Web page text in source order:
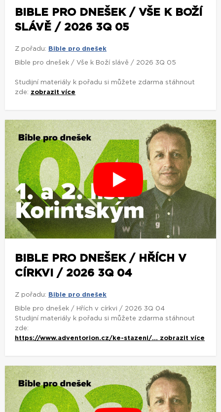
BIBLE PRO DNEŠEK / VŠE K BOŽÍ
SLÁVĚ / 2026 3Q 05
Z pořadu: Bible pro dnešek
Bible pro dnešek / Vše k Boží slávě / 2026 3Q 05
Studijní materiály k pořadu si můžete zdarma stáhnout
zde: zobrazit více
BIBLE PRO DNEŠEK / HŘÍCH V
CÍRKVI / 2026 3Q 04
Z pořadu: Bible pro dnešek
Bible pro dnešek / Hřích v církvi / 2026 3Q 04
Studijní materiály k pořadu si můžete zdarma stáhnout
zde:
https://www.adventorion.cz/ke-stazeni/... zobrazit více